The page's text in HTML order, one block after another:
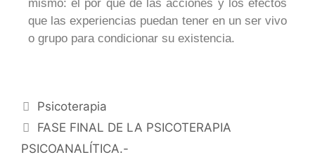
mismo: el por qué de las acciones y los efectos
que las experiencias puedan tener en un ser vivo
o grupo para condicionar su existencia.
Psicoterapia
FASE FINAL DE LA PSICOTERAPIA
PSICOANALÍTICA.-